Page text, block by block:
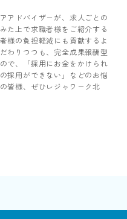
アドバイザーが、求人ごとの
た上で求職者様をご紹介する
様の負担軽減にも貢献するよ
わりつつも、完全成果報酬型
で、「採用にお金をかけられ
採用ができない」などのお悩
皆様、ぜひレジャワーク北